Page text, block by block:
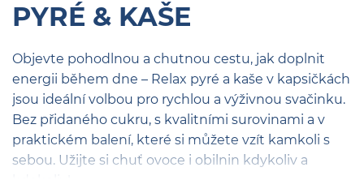
PYRÉ & KAŠE
Objevte pohodlnou a chutnou cestu, jak doplnit
energii během dne – Relax pyré a kaše v kapsičkách
jsou ideální volbou pro rychlou a výživnou svačinku.
Bez přidaného cukru, s kvalitními surovinami a v
praktickém balení, které si můžete vzít kamkoli s
sebou. Užijte si chuť ovoce i obilnin kdykoliv a